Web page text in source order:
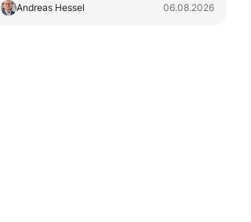
Andreas Hessel 06.08.2026